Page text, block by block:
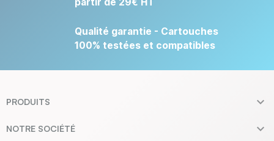
partir de 29€ HT
Qualité garantie - Cartouches
100% testées et compatibles
PRODUITS 
NOTRE SOCIÉTÉ 